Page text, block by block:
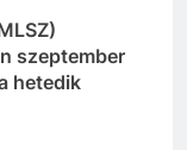
szeptember
hetedik